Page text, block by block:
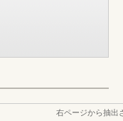
右ページから抽出